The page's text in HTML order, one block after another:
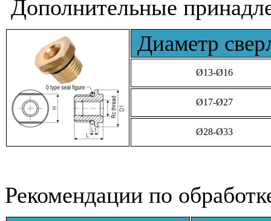
Дополнительные
Диаметр
Ø13-Ø16
Ø17-Ø27
Ø28-Ø33
Рекомендации по